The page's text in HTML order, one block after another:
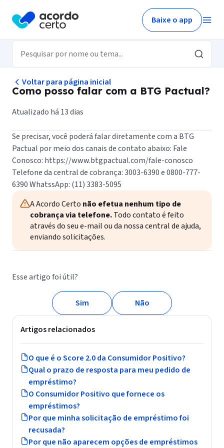
Baixe o app
Voltar para página inicial
Como posso falar com a BTG Pactual?
Atualizado há 13 dias
Se precisar, você poderá falar diretamente com a BTG
Pactual por meio dos canais de contato abaixo: Fale
Conosco: https://www.btgpactual.com/fale-conosco
Telefone da central de cobrança: 3003-6390 e 0800-777-
6390 WhatssApp: (11) 3383-5095
A Acordo Certo não efetua nenhum tipo de
cobrança via telefone.Todo contato é feito
através do seu e-mail ou da nossa central de ajuda,
enviando solicitações.
Esse artigo foi útil?
Sim Não
Artigos relacionados
O que é o Score 2.0 da Consumidor Positivo?
Qual o prazo de resposta para meu pedido de
empréstimo?
O Consumidor Positivo que fornece os
empréstimos?
Por que minha solicitação de empréstimo foi
recusada?
Por que não aparecem opções de empréstimos